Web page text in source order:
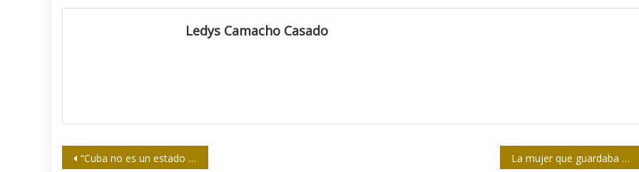
Ledys Camacho Casado
Navegación
“Cuba no es un estado fallido, es un estado sitiado” La mujer que guardaba su Isla en una palangana de violetas (+Video)